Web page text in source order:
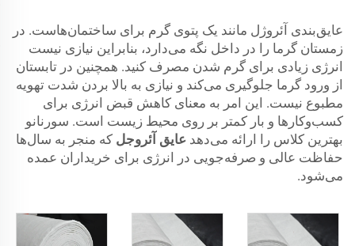
عایق‌بندی آئروژل مانند یک پتوی گرم برای ساختمان‌هاست. در
زمستان گرما را در داخل نگه می‌دارد، بنابراین نیازی نیست
انرژی زیادی برای گرم شدن مصرف کنید. همچنین در تابستان
از ورود گرما جلوگیری می‌کند و نیازی به بالا بردن شدت تهویه
مطبوع نیست. این امر به معنای کاهش قبض انرژی برای
کسب‌وکارها و بار کمتر بر روی محیط زیست است. سورنانو
بهترین کلاس را ارائه می‌دهد عایق آئروجل که منجر به سال‌ها
حفاظت عالی و صرفه‌جویی در انرژی برای خریداران عمده
می‌شود.